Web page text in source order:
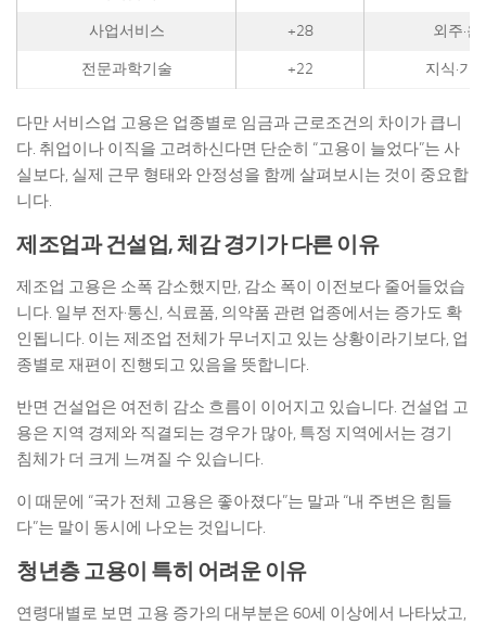
사업서비스 +28 외주·
전문과학기술 +22 지식·기
다만 서비스업 고용은 업종별로 임금과 근로조건의 차이가 큽니
다. 취업이나 이직을 고려하신다면 단순히 “고용이 늘었다”는 사
실보다, 실제 근무 형태와 안정성을 함께 살펴보시는 것이 중요합
니다.
제조업과 건설업, 체감 경기가 다른 이유
제조업 고용은 소폭 감소했지만, 감소 폭이 이전보다 줄어들었습
니다. 일부 전자·통신, 식료품, 의약품 관련 업종에서는 증가도 확
인됩니다. 이는 제조업 전체가 무너지고 있는 상황이라기보다, 업
종별로 재편이 진행되고 있음을 뜻합니다.
반면 건설업은 여전히 감소 흐름이 이어지고 있습니다. 건설업 고
용은 지역 경제와 직결되는 경우가 많아, 특정 지역에서는 경기
침체가 더 크게 느껴질 수 있습니다.
이 때문에 “국가 전체 고용은 좋아졌다”는 말과 “내 주변은 힘들
다”는 말이 동시에 나오는 것입니다.
청년층 고용이 특히 어려운 이유
연령대별로 보면 고용 증가의 대부분은 60세 이상에서 나타났고,